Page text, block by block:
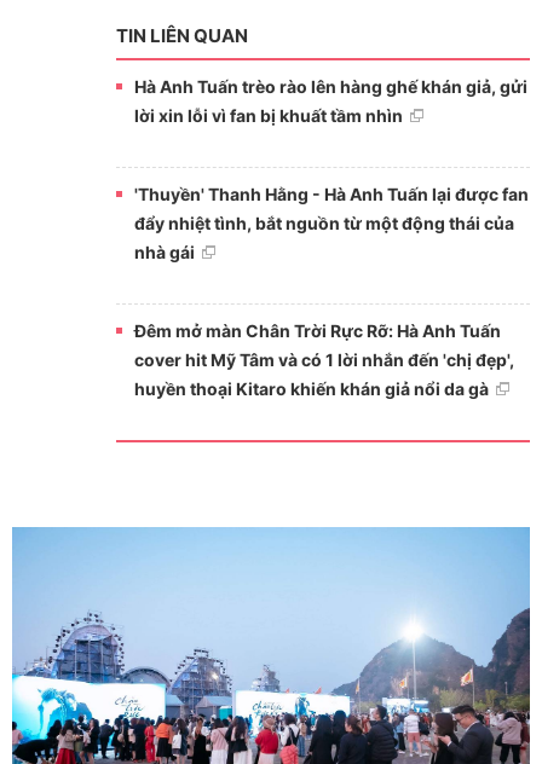
TIN LIÊN QUAN
Hà Anh Tuấn trèo rào lên hàng ghế khán giả, gửi
lời xin lỗi vì fan bị khuất tầm nhìn
'Thuyền' Thanh Hằng - Hà Anh Tuấn lại được fan
đẩy nhiệt tình, bắt nguồn từ một động thái của
nhà gái
Đêm mở màn Chân Trời Rực Rỡ: Hà Anh Tuấn
cover hit Mỹ Tâm và có 1 lời nhắn đến 'chị đẹp',
huyền thoại Kitaro khiến khán giả nổi da gà